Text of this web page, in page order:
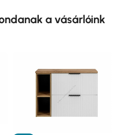
a vásárlóink